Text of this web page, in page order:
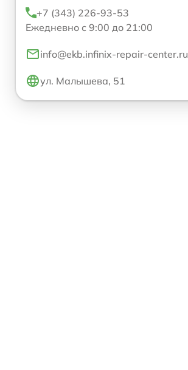
+7 (343) 226-93-53
Ежедневно с 9:00 до 21:00
info@ekb.infinix-repair-center.ru
ул. Малышева, 51